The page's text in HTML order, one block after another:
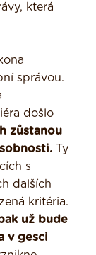
která
správou.
došlo
zůstanou
Ty
s
dalších
kritéria.
už bude
v gesci